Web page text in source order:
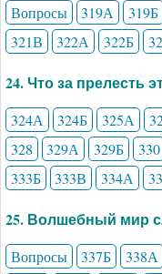
Вопросы 319А 319Б
321В
322А 322Б
24. Что за прелесть
324А 324Б 325А
328
329А 329Б 330
333Б
333В 334А
25. Волшебный мир
Вопросы 337Б 338А